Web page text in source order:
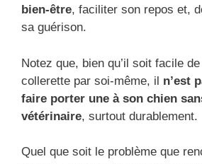
bien-être, faciliter son repos et,
sa guérison.
Notez que, bien qu’il soit facile
collerette par soi-même, il n’est
faire porter une à son chien
vétérinaire, surtout durablement.
Quel que soit le problème que